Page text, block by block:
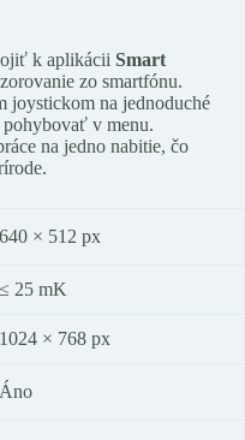
k aplikácii Smart
zo smartfónu.
joystickom na jednoduché
v menu.
na jedno nabitie, čo
640 × 512 px
≤ 25 mK
1024 × 768 px
Áno